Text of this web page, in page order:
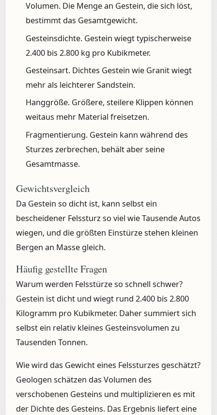
Volumen. Die Menge an Gestein, die sich löst,
bestimmt das Gesamtgewicht.
Gesteinsdichte. Gestein wiegt typischerweise
2.400 bis 2.800 kg pro Kubikmeter.
Gesteinsart. Dichtes Gestein wie Granit wiegt
mehr als leichterer Sandstein.
Hanggröße. Größere, steilere Klippen können
weitaus mehr Material freisetzen.
Fragmentierung. Gestein kann während des
Sturzes zerbrechen, behält aber seine
Gesamtmasse.
Gewichtsvergleich
Da Gestein so dicht ist, kann selbst ein
bescheidener Felssturz so viel wie Tausende Autos
wiegen, und die größten Einstürze stehen kleinen
Bergen an Masse gleich.
Häufig gestellte Fragen
Warum werden Felsstürze so schnell schwer?
Gestein ist dicht und wiegt rund 2.400 bis 2.800
Kilogramm pro Kubikmeter. Daher summiert sich
selbst ein relativ kleines Gesteinsvolumen zu
Tausenden Tonnen.
Wie wird das Gewicht eines Felssturzes geschätzt?
Geologen schätzen das Volumen des
verschobenen Gesteins und multiplizieren es mit
der Dichte des Gesteins. Das Ergebnis liefert eine